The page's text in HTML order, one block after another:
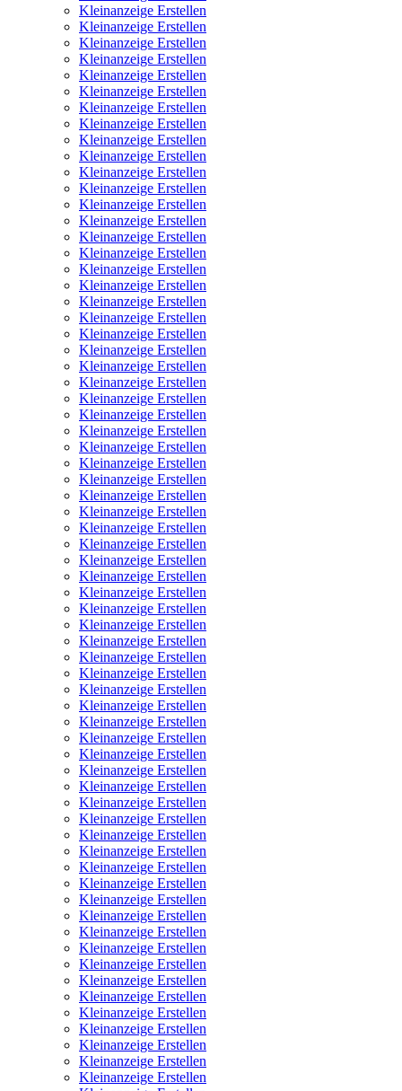
Kleinanzeige Erstellen
Kleinanzeige Erstellen
Kleinanzeige Erstellen
Kleinanzeige Erstellen
Kleinanzeige Erstellen
Kleinanzeige Erstellen
Kleinanzeige Erstellen
Kleinanzeige Erstellen
Kleinanzeige Erstellen
Kleinanzeige Erstellen
Kleinanzeige Erstellen
Kleinanzeige Erstellen
Kleinanzeige Erstellen
Kleinanzeige Erstellen
Kleinanzeige Erstellen
Kleinanzeige Erstellen
Kleinanzeige Erstellen
Kleinanzeige Erstellen
Kleinanzeige Erstellen
Kleinanzeige Erstellen
Kleinanzeige Erstellen
Kleinanzeige Erstellen
Kleinanzeige Erstellen
Kleinanzeige Erstellen
Kleinanzeige Erstellen
Kleinanzeige Erstellen
Kleinanzeige Erstellen
Kleinanzeige Erstellen
Kleinanzeige Erstellen
Kleinanzeige Erstellen
Kleinanzeige Erstellen
Kleinanzeige Erstellen
Kleinanzeige Erstellen
Kleinanzeige Erstellen
Kleinanzeige Erstellen
Kleinanzeige Erstellen
Kleinanzeige Erstellen
Kleinanzeige Erstellen
Kleinanzeige Erstellen
Kleinanzeige Erstellen
Kleinanzeige Erstellen
Kleinanzeige Erstellen
Kleinanzeige Erstellen
Kleinanzeige Erstellen
Kleinanzeige Erstellen
Kleinanzeige Erstellen
Kleinanzeige Erstellen
Kleinanzeige Erstellen
Kleinanzeige Erstellen
Kleinanzeige Erstellen
Kleinanzeige Erstellen
Kleinanzeige Erstellen
Kleinanzeige Erstellen
Kleinanzeige Erstellen
Kleinanzeige Erstellen
Kleinanzeige Erstellen
Kleinanzeige Erstellen
Kleinanzeige Erstellen
Kleinanzeige Erstellen
Kleinanzeige Erstellen
Kleinanzeige Erstellen
Kleinanzeige Erstellen
Kleinanzeige Erstellen
Kleinanzeige Erstellen
Kleinanzeige Erstellen
Kleinanzeige Erstellen
Kleinanzeige Erstellen